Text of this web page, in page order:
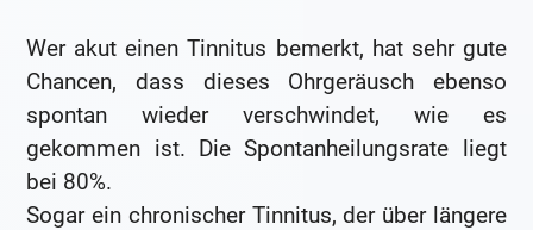
Wer akut einen Tinnitus bemerkt, hat sehr gute
Chancen, dass dieses Ohrgeräusch ebenso
spontan wieder verschwindet, wie es
gekommen ist. Die Spontanheilungsrate liegt
bei 80%.
Sogar ein chronischer Tinnitus, der über längere